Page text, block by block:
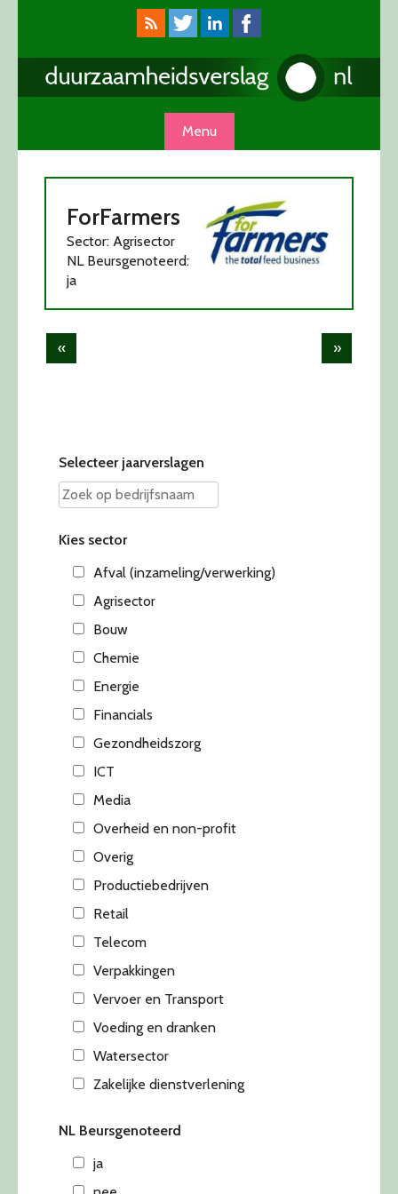
Menu
ForFarmers
Sector: Agrisector
NL Beursgenoteerd:
ja
Post
« »
Selecteer jaarverslagen
Kies sector
Afval (inzameling/verwerking)
Agrisector
Bouw
Chemie
Energie
Financials
Gezondheidszorg
ICT
Media
Overheid en non-profit
Overig
Productiebedrijven
Retail
Telecom
Verpakkingen
Vervoer en Transport
Voeding en dranken
Watersector
Zakelijke dienstverlening
NL Beursgenoteerd
ja